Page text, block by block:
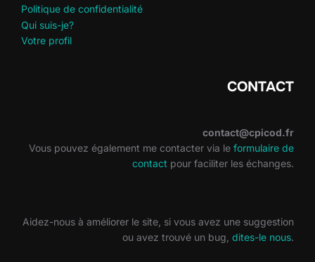
Politique de confidentialité
Qui suis-je?
Votre profil
CONTACT
contact@cpicod.fr
Vous pouvez également me contacter via le formulaire de
contact pour faciliter les échanges.
Aidez-nous à améliorer le site, si vous avez une suggestion
ou avez trouvé un bug, dites-le nous.